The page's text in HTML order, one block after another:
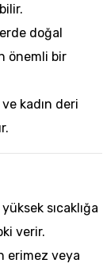
doğal
önemli bir
ve kadın deri
sıcaklığa
verir.
erimez veya